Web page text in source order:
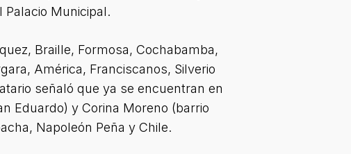
Municipal.
Braille, Formosa, Cochabamba,
América, Franciscanos, Silverio
señaló que ya se encuentran en
Eduardo) y Corina Moreno (barrio
Napoleón Peña y Chile.